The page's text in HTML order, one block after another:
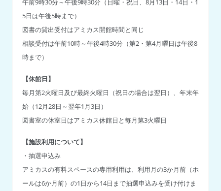
午前9時30分～午後9時30分（日曜・祝日、8月13日・14日・1
5日は午後5時まで）
図書の貸出受付はアミカス開館時間と同じ
相談受付は午前10時～午後4時30分（第2・第4月曜日は午後8
時まで）
【休館日】
毎月第2火曜日及び最終火曜日（祝日の場合は翌日）、年末年
始（12月28日～翌年1月3日）
図書室の休室日はアミカス休館日と毎月第3火曜日
【施設利用について】
・抽選申込み
アミカスの有料スペースの専用利用は、利用月の3か月前（ホ
ールは6か月前）の1日から14日まで抽選申込みを受け付けま